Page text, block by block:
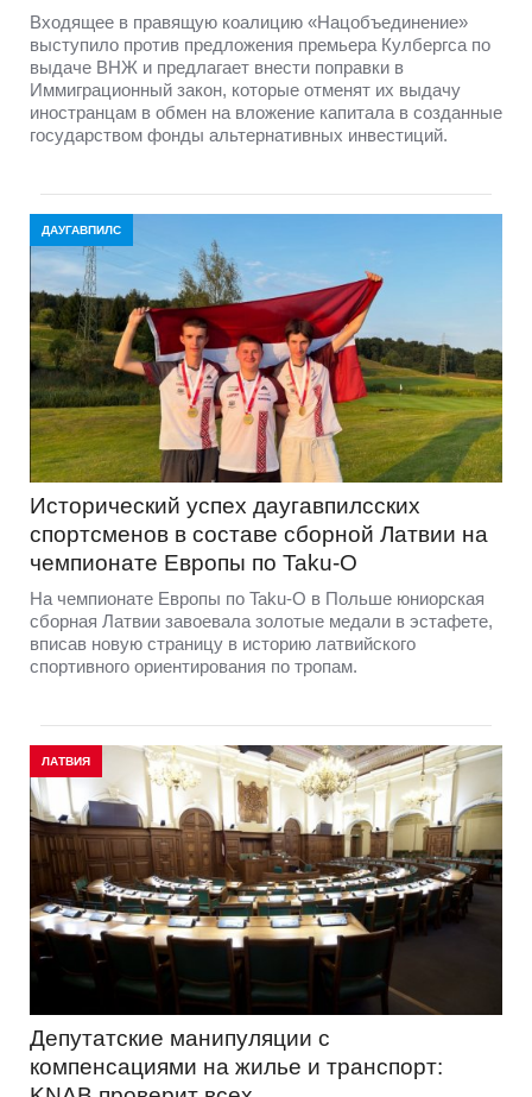
Входящее в правящую коалицию «Нацобъединение»
выступило против предложения премьера Кулбергса по
выдаче ВНЖ и предлагает внести поправки в
Иммиграционный закон, которые отменят их выдачу
иностранцам в обмен на вложение капитала в созданные
государством фонды альтернативных инвестиций.
ДАУГАВПИЛС
Исторический успех даугавпилсских
спортсменов в составе сборной Латвии на
чемпионате Европы по Taku-O
На чемпионате Европы по Taku-O в Польше юниорская
сборная Латвии завоевала золотые медали в эстафете,
вписав новую страницу в историю латвийского
спортивного ориентирования по тропам.
ЛАТВИЯ
Депутатские манипуляции с
компенсациями на жилье и транспорт: